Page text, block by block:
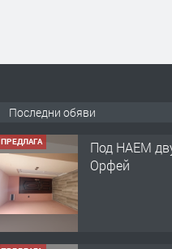
Последни обяви
ПРЕДЛАГА
Нов
Липа до